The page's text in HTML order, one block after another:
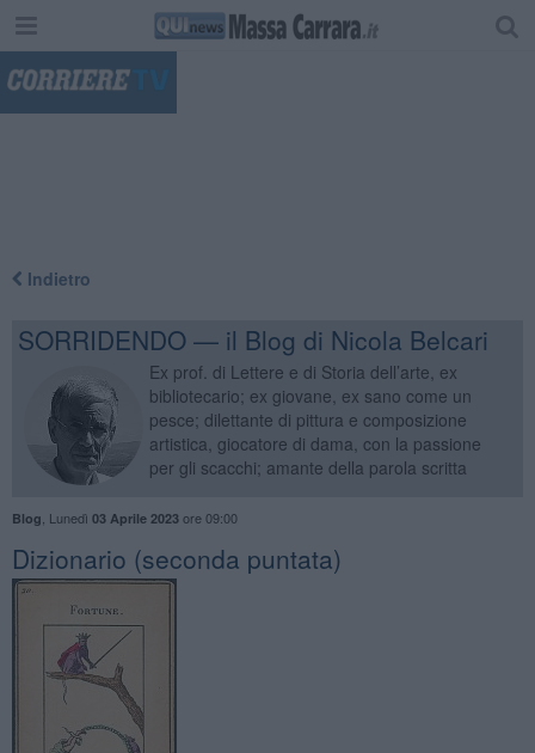
Indietro
SORRIDENDO — il Blog di Nicola Belcari
Ex prof. di Lettere e di Storia dell’arte, ex
bibliotecario; ex giovane, ex sano come un
pesce; dilettante di pittura e composizione
artistica, giocatore di dama, con la passione
per gli scacchi; amante della parola scritta
Blog Lunedì 03 Aprile 2023ore 09:00
​Dizionario (seconda puntata)